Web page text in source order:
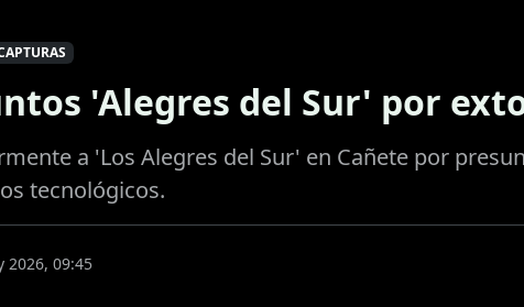
'Alegres del Sur' por
a 'Los Alegres del Sur' en Cañete por
tecnológicos.
2026, 09:45